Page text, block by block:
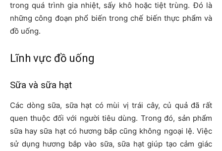
trong quá trình gia nhiệt, sấy khô hoặc tiệt trùng. Đó là
những công đoạn phổ biến trong chế biến thực phẩm và
đồ uống.
Lĩnh vực đồ uống
Sữa và sữa hạt
Các dòng sữa, sữa hạt có mùi vị trái cây, củ quả đã rất
quen thuộc đối với người tiêu dùng. Trong đó, sản phẩm
sữa hay sữa hạt có hương bắp cũng không ngoại lệ. Việc
sử dụng hương bắp vào sữa, sữa hạt giúp tạo cảm giác